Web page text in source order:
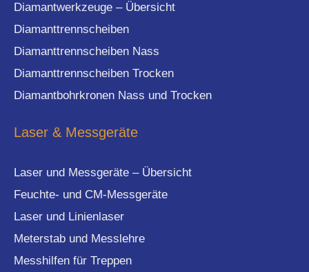
Diamantwerkzeuge – Übersicht
Diamanttrennscheiben
Diamanttrennscheiben Nass
Diamanttrennscheiben Trocken
Diamantbohrkronen Nass und Trocken
Laser & Messgeräte
Laser und Messgeräte – Übersicht
Feuchte- und CM-Messgeräte
Laser und Linienlaser
Meterstab und Messlehre
Messhilfen für Treppen